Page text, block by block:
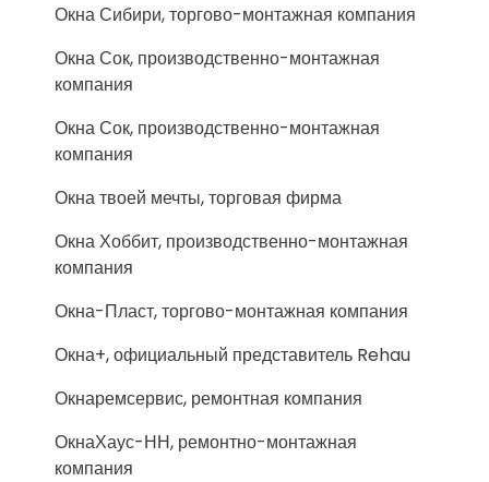
Окна Сибири, торгово-монтажная компания
Окна Сок, производственно-монтажная
компания
Окна Сок, производственно-монтажная
компания
Окна твоей мечты, торговая фирма
Окна Хоббит, производственно-монтажная
компания
Окна-Пласт, торгово-монтажная компания
Окна+, официальный представитель Rehau
Окнаремсервис, ремонтная компания
ОкнаХаус-НН, ремонтно-монтажная
компания